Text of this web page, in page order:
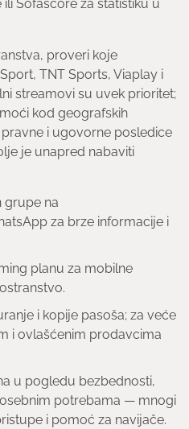
Sofascore za statistiku u
proveri koje
TNT Sports, Viaplay i
streamovi su uvek prioritet;
kod geografskih
i ugovorne posledice
je unapred nabaviti
grupe na
za brze informacije i
planu za mobilne
i kopije pasoša; za veće
i ovlašćenim prodavcima
u pogledu bezbednosti,
potrebama — mnogi
i pomoć za navijače.